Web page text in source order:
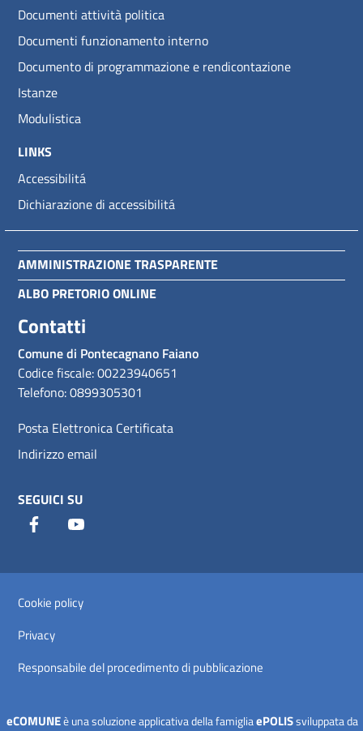
Documenti attività politica
Documenti funzionamento interno
Documento di programmazione e rendicontazione
Istanze
Modulistica
LINKS
Accessibilitá
Dichiarazione di accessibilitá
AMMINISTRAZIONE TRASPARENTE
ALBO PRETORIO ONLINE
Contatti
Comune di Pontecagnano Faiano
Codice fiscale: 00223940651
Telefono: 0899305301
Posta Elettronica Certificata
Indirizzo email
SEGUICI SU
Facebook
Cookie policy
Privacy
Responsabile del procedimento di pubblicazione
eCOMUNEè una soluzione applicativa della famigliaePOLISsviluppata da